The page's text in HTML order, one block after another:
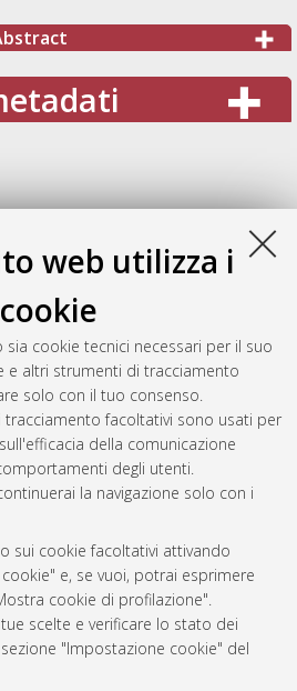
web utilizza i
cookie
cookie tecnici necessari per il suo
e altri strumenti di tracciamento
solo con il tuo consenso.
facoltativi sono usati per
della comunicazione
degli utenti.
la navigazione solo con i
sui cookie facoltativi attivando
e, se vuoi, potrai esprimere
cookie di profilazione".
scelte e verificare lo stato dei
"Impostazione cookie" del
del documento: